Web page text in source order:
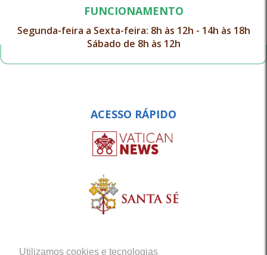
Utilizamos cookies e tecnologias
FUNCIONAMENTO
Segunda-feira a Sexta-feira: 8h às 12h - 14h às 18h
Sábado de 8h às 12h
ACESSO RÁPIDO